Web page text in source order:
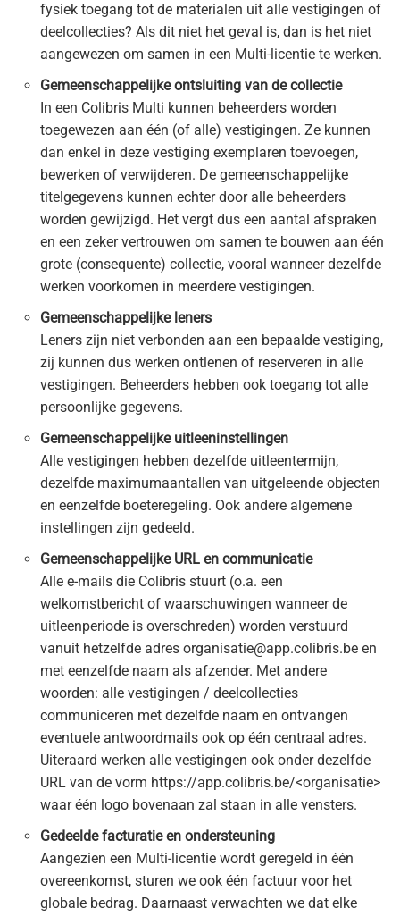
fysiek toegang tot de materialen uit alle vestigingen of
deelcollecties? Als dit niet het geval is, dan is het niet
aangewezen om samen in een Multi-licentie te werken.
Gemeenschappelijke ontsluiting van de collectie
In een Colibris Multi kunnen beheerders worden
toegewezen aan één (of alle) vestigingen. Ze kunnen
dan enkel in deze vestiging exemplaren toevoegen,
bewerken of verwijderen. De gemeenschappelijke
titelgegevens kunnen echter door alle beheerders
worden gewijzigd. Het vergt dus een aantal afspraken
en een zeker vertrouwen om samen te bouwen aan één
grote (consequente) collectie, vooral wanneer dezelfde
werken voorkomen in meerdere vestigingen.
Gemeenschappelijke leners
Leners zijn niet verbonden aan een bepaalde vestiging,
zij kunnen dus werken ontlenen of reserveren in alle
vestigingen. Beheerders hebben ook toegang tot alle
persoonlijke gegevens.
Gemeenschappelijke uitleeninstellingen
Alle vestigingen hebben dezelfde uitleentermijn,
dezelfde maximumaantallen van uitgeleende objecten
en eenzelfde boeteregeling. Ook andere algemene
instellingen zijn gedeeld.
Gemeenschappelijke URL en communicatie
Alle e-mails die Colibris stuurt (o.a. een
welkomstbericht of waarschuwingen wanneer de
uitleenperiode is overschreden) worden verstuurd
vanuit hetzelfde adres organisatie@app.colibris.be en
met eenzelfde naam als afzender. Met andere
woorden: alle vestigingen / deelcollecties
communiceren met dezelfde naam en ontvangen
eventuele antwoordmails ook op één centraal adres.
Uiteraard werken alle vestigingen ook onder dezelfde
URL van de vorm https://app.colibris.be/<organisatie>
waar één logo bovenaan zal staan in alle vensters.
Gedeelde facturatie en ondersteuning
Aangezien een Multi-licentie wordt geregeld in één
overeenkomst, sturen we ook één factuur voor het
globale bedrag. Daarnaast verwachten we dat elke